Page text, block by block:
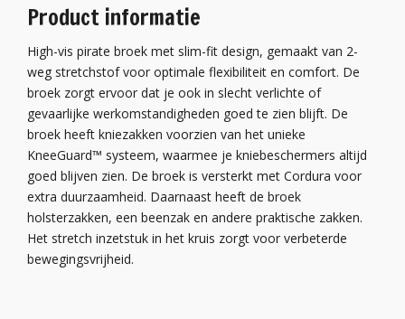
Product informatie
High-vis pirate broek met slim-fit design, gemaakt van 2-
weg stretchstof voor optimale flexibiliteit en comfort. De
broek zorgt ervoor dat je ook in slecht verlichte of
gevaarlijke werkomstandigheden goed te zien blijft. De
broek heeft kniezakken voorzien van het unieke
KneeGuard™ systeem, waarmee je kniebeschermers altijd
goed blijven zien. De broek is versterkt met Cordura voor
extra duurzaamheid. Daarnaast heeft de broek
holsterzakken, een beenzak en andere praktische zakken.
Het stretch inzetstuk in het kruis zorgt voor verbeterde
bewegingsvrijheid.